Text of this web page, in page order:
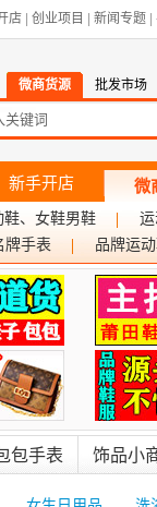
店 创业项目 新闻专题
微商货源 批发市场
新手开店 微
鞋、女鞋男鞋
牌手表 品牌运
包手表 饰品小